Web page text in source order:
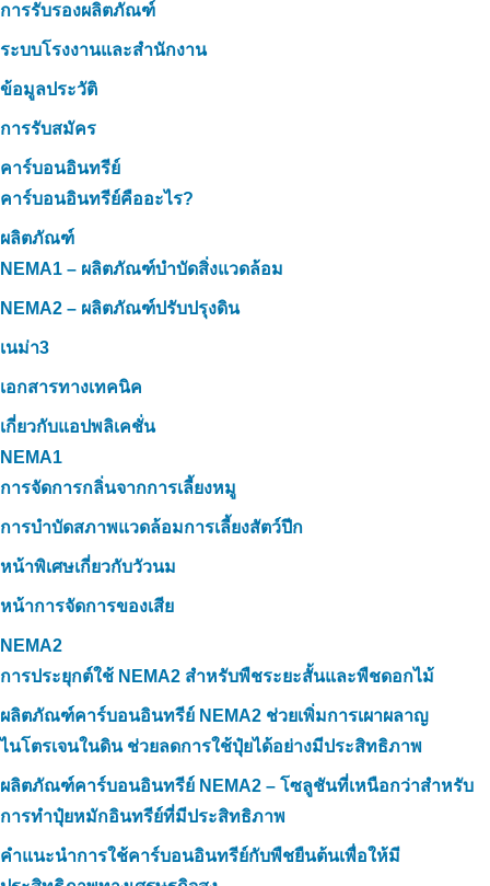
การรับรองผลิตภัณฑ์
ระบบโรงงานและสำนักงาน
ข้อมูลประวัติ
การรับสมัคร
คาร์บอนอินทรีย์
คาร์บอนอินทรีย์คืออะไร?
ผลิตภัณฑ์
NEMA1 – ผลิตภัณฑ์บำบัดสิ่งแวดล้อม
NEMA2 – ผลิตภัณฑ์ปรับปรุงดิน
เนม่า3
เอกสารทางเทคนิค
เกี่ยวกับแอปพลิเคชั่น
NEMA1
การจัดการกลิ่นจากการเลี้ยงหมู
การบำบัดสภาพแวดล้อมการเลี้ยงสัตว์ปีก
หน้าพิเศษเกี่ยวกับวัวนม
หน้าการจัดการของเสีย
NEMA2
การประยุกต์ใช้ NEMA2 สำหรับพืชระยะสั้นและพืชดอกไม้
ผลิตภัณฑ์คาร์บอนอินทรีย์ NEMA2 ช่วยเพิ่มการเผาผลาญ
ไนโตรเจนในดิน ช่วยลดการใช้ปุ๋ยได้อย่างมีประสิทธิภาพ
ผลิตภัณฑ์คาร์บอนอินทรีย์ NEMA2 – โซลูชันที่เหนือกว่าสำหรับ
การทำปุ๋ยหมักอินทรีย์ที่มีประสิทธิภาพ
คำแนะนำการใช้คาร์บอนอินทรีย์กับพืชยืนต้นเพื่อให้มี